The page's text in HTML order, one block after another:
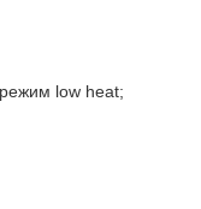
low heat;